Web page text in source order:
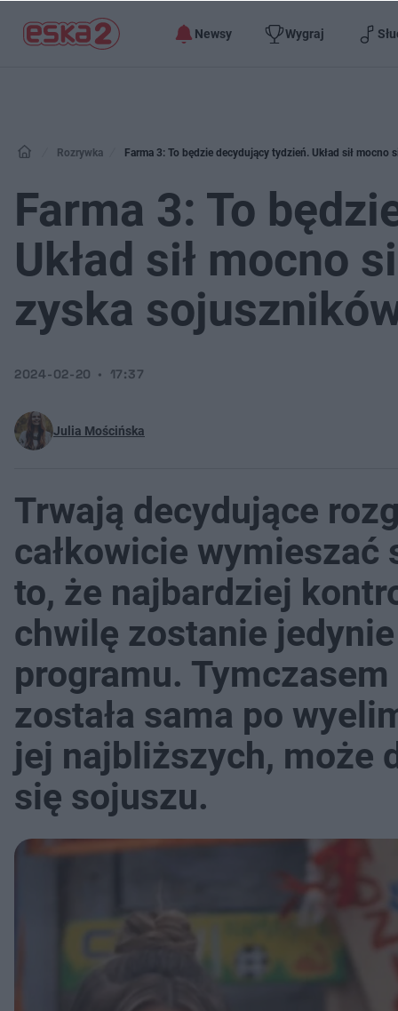
Newsy Wygraj
Rozrywka Farma 3: To będzie decydujący tydzień. Układ sił
Farma 3: To
Układ sił mocno
zyska
Julia Mościńska
2024-02-20 17:37
Trwają decydujące
całkowicie wymieszać
to, że najbardziej
chwilę zostanie
programu.
została sama po
jej najbliższych, może
się sojuszu.